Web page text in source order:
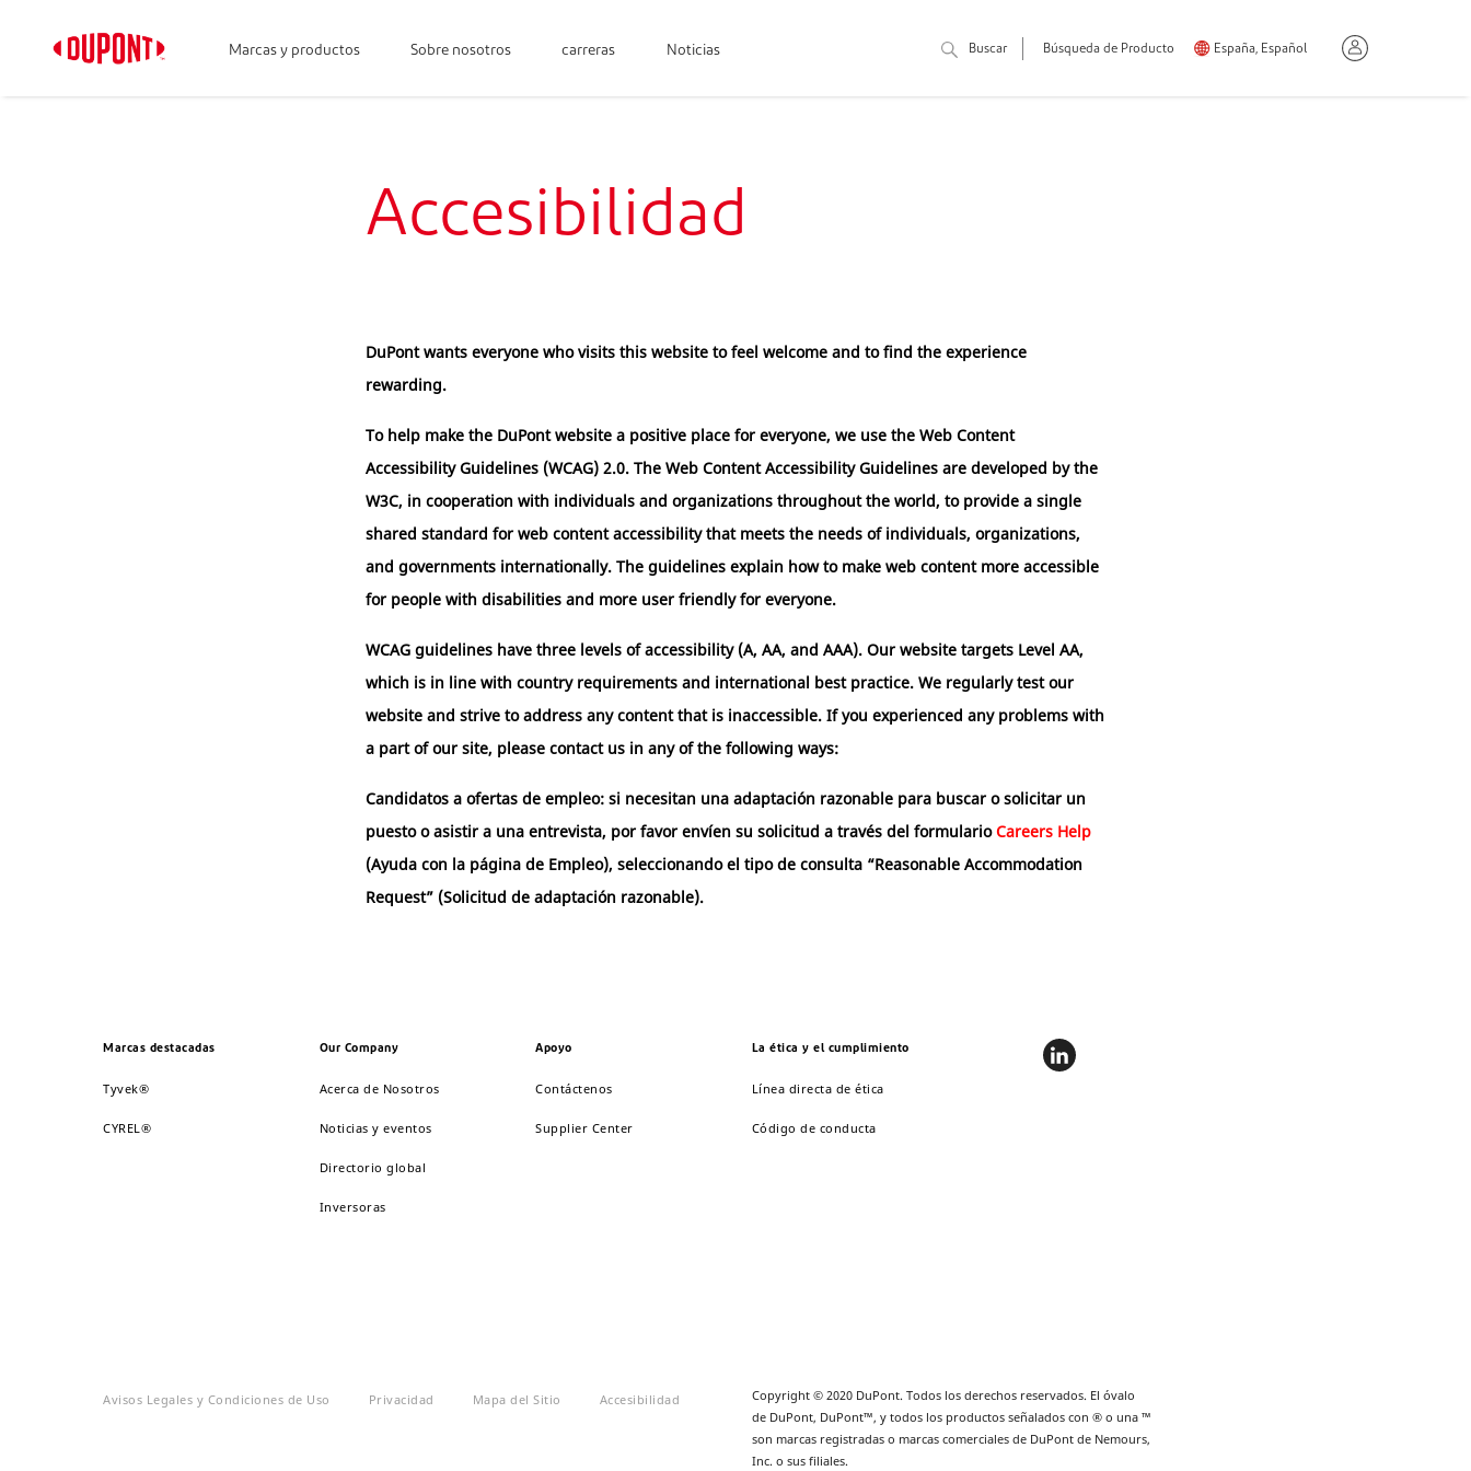
Marcas y productos Sobre nosotros carreras Noticias Buscar Búsqueda de Producto España, Español
Accesibilidad
DuPont wants everyone who visits this website to feel welcome and to find the experience
rewarding.
To help make the DuPont website a positive place for everyone, we use the Web Content
Accessibility Guidelines (WCAG) 2.0. The Web Content Accessibility Guidelines are developed by the
W3C, in cooperation with individuals and organizations throughout the world, to provide a single
shared standard for web content accessibility that meets the needs of individuals, organizations,
and governments internationally. The guidelines explain how to make web content more accessible
for people with disabilities and more user friendly for everyone.
WCAG guidelines have three levels of accessibility (A, AA, and AAA). Our website targets Level AA,
which is in line with country requirements and international best practice. We regularly test our
website and strive to address any content that is inaccessible. If you experienced any problems with
a part of our site, please contact us in any of the following ways:
Candidatos a ofertas de empleo: si necesitan una adaptación razonable para buscar o solicitar un
puesto o asistir a una entrevista, por favor envíen su solicitud a través del formularioCareers Help
(Ayuda con la página de Empleo), seleccionando el tipo de consulta “Reasonable Accommodation
Request” (Solicitud de adaptación razonable).
Marcas destacadas
Tyvek®
CYREL®
Our Company
Acerca de Nosotros
Noticias y eventos
Directorio global
Inversoras
Apoyo
Contáctenos
Supplier Center
La ética y el cumplimiento
Línea directa de ética
Código de conducta
Avisos Legales y Condiciones de Uso Privacidad Mapa del Sitio Accesibilidad
Copyright © 2020 DuPont. Todos los derechos reservados. El óvalo
de DuPont, DuPont™, y todos los productos señalados con ® o una ™
son marcas registradas o marcas comerciales de DuPont de Nemours,
Inc. o sus filiales.